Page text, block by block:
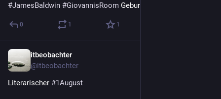
#JamesBaldwin #GiovannisRoom Geburt 1924
0 1 1
itbeobachter
@itbeobachter
Literarischer #1August